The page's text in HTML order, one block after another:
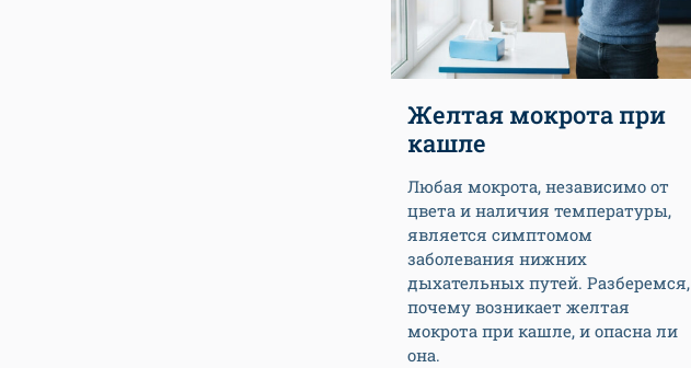
Желтая мокрота при
кашле
Любая мокрота, независимо от
цвета и наличия температуры,
является симптомом
заболевания нижних
дыхательных путей. Разберемся,
почему возникает желтая
мокрота при кашле, и опасна ли
она.